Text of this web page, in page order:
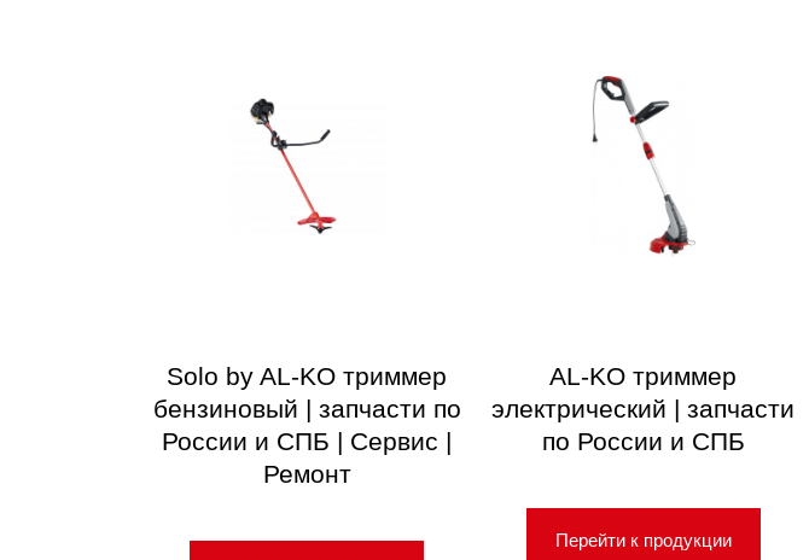
Solo by AL-KO триммер
бензиновый | запчасти по
России и СПБ | Сервис |
Ремонт
AL-KO триммер
электрический | запчасти
по России и СПБ
Перейти к продукции